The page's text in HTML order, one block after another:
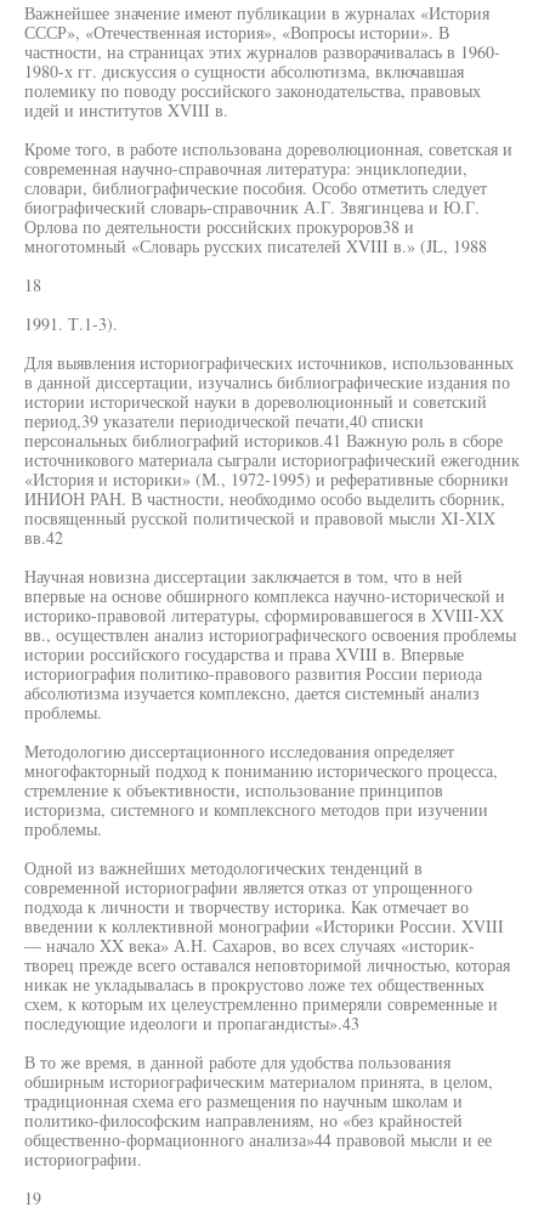
Важнейшее значение имеют публикации в журналах «История
СССР», «Отечественная история», «Вопросы истории». В
частности, на страницах этих журналов разворачивалась в 1960-
1980-х гг. дискуссия о сущности абсолютизма, включавшая
полемику по поводу российского законодательства, правовых
идей и институтов XVIII в.
Кроме того, в работе использована дореволюционная, советская и
современная научно-справочная литература: энциклопедии,
словари, библиографические пособия. Особо отметить следует
биографический словарь-справочник А.Г. Звягинцева и Ю.Г.
Орлова по деятельности российских прокуроров38 и
многотомный «Словарь русских писателей XVIII в.» (JL, 1988
18
1991. Т.1-3).
Для выявления историографических источников, использованных
в данной диссертации, изучались библиографические издания по
истории исторической науки в дореволюционный и советский
период,39 указатели периодической печати,40 списки
персональных библиографий историков.41 Важную роль в сборе
источникового материала сыграли историографический ежегодник
«История и историки» (М., 1972-1995) и реферативные сборники
ИНИОН РАН. В частности, необходимо особо выделить сборник,
посвященный русской политической и правовой мысли XI-XIX
вв.42
Научная новизна диссертации заключается в том, что в ней
впервые на основе обширного комплекса научно-исторической и
историко-правовой литературы, сформировавшегося в XVIII-XX
вв., осуществлен анализ историографического освоения проблемы
истории российского государства и права XVIII в. Впервые
историография политико-правового развития России периода
абсолютизма изучается комплексно, дается системный анализ
проблемы.
Методологию диссертационного исследования определяет
многофакторный подход к пониманию исторического процесса,
стремление к объективности, использование принципов
историзма, системного и комплексного методов при изучении
проблемы.
Одной из важнейших методологических тенденций в
современной историографии является отказ от упрощенного
подхода к личности и творчеству историка. Как отмечает во
введении к коллективной монографии «Историки России. XVIII
— начало XX века» А.Н. Сахаров, во всех случаях «историк-
творец прежде всего оставался неповторимой личностью, которая
никак не укладывалась в прокрустово ложе тех общественных
схем, к которым их целеустремленно примеряли современные и
последующие идеологи и пропагандисты».43
В то же время, в данной работе для удобства пользования
обширным историографическим материалом принята, в целом,
традиционная схема его размещения по научным школам и
политико-философским направлениям, но «без крайностей
общественно-формационного анализа»44 правовой мысли и ее
историографии.
19